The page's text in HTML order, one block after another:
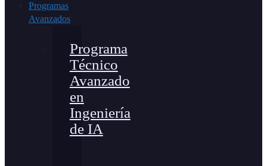
Programas
Avanzados
Programa
Técnico
Avanzado
en
Ingeniería
de IA